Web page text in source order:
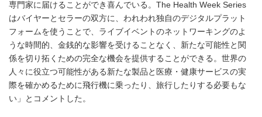
専門家に届けることができ喜んでいる。The Health Week Series
はバイヤーとセラーの双方に、われわれ独自のデジタルプラット
フォームを使うことで、ライブイベントのネットワーキングのよ
うな時間的、金銭的な影響を受けることなく、新たな可能性と関
係を切り拓くための完全な機会を提供することができる。世界の
人々に役立つ可能性がある新たな製品と医療・健康サービスの実
際を確かめるために飛行機に乗ったり、旅行したりする必要もな
い」とコメントした。